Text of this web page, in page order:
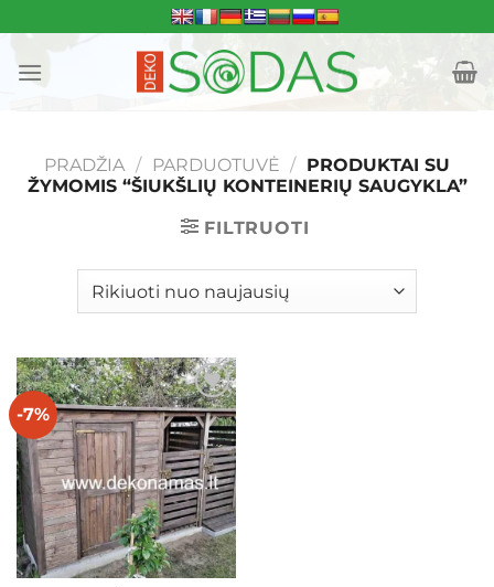
to
content
PRADŽIA / PARDUOTUVĖ / PRODUKTAI SU
ŽYMOMIS “ŠIUKŠLIŲ KONTEINERIŲ SAUGYKLA”
FILTRUOTI
-7% Mėgstamiausias